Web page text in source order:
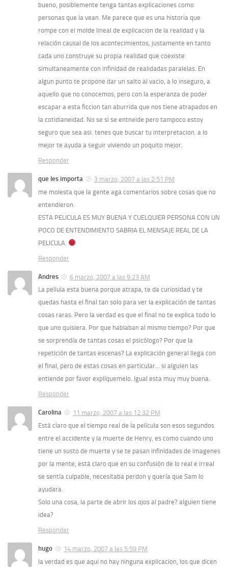
bueno, posiblemente tenga tantas explicaciones como
personas que la vean. Me parece que es una historia que
rompe con el molde lineal de explicacion de la realidad y la
relación causal de los acontecimientos, justamente en tanto
cada uno construye su propia realidad que coexiste
simultaneamente con infinidad de realidadas paralelas. En
algun punto te propone dar un salto al vacio, a lo inseguro, a
aquello que no conocemos, pero con la esperanza de poder
escapar a esta ficcion tan aburrida que nos tiene atrapados en
la cotidianeidad. No se si se entneide pero tampoco estoy
seguro que sea asi. tenes que buscar tu interpretacion. a lo
mejor te ayuda a seguir viviendo un poquito mejor.
Responder
que les importa
3 marzo, 2007 a las 2:51 PM
me molesta que la gente aga comentarios sobre cosas que no
entendieron.
ESTA PELICULA ES MUY BUENA Y CUELQUIER PERSONA CON UN
POCO DE ENTENDIMIENTO SABRIA EL MENSAJE REAL DE LA
PELICULA.
Responder
Andres
6 marzo, 2007 a las 9:23 AM
La peliula esta buena porque atrapa, te da curiosidad y te
quedas hasta el final tan solo para ver la explicación de tantas
cosas raras. Pero la verdad es que el final no te explica todo lo
que uno quisiera. Por que hablaban al mismo tiempo? Por que
se sorprendía de tantas cosas el psicólogo? Por que la
repetición de tantas escenas? La explicación general llega con
el final, pero de estas cosas en particular… si alguien las
entiende por favor explíquemelo. Igual esta muy muy buena.
Responder
Carolina
11 marzo, 2007 a las 12:32 PM
Está claro que el tiempo real de la película son esos segundos
entre el accidente y la muerte de Henry, es como cuando uno
tiene un susto de muerte y se te pasan infinidades de imagenes
por la mente, está claro que en su confusión de lo real e irreal
se sentía culpable, necesitaba perdon y quería que Sam lo
ayudara.
Solo una cosa, la parte de abrir los ojos al padre? alguien tiene
idea?
Responder
hugo
14 marzo, 2007 a las 5:59 PM
la verdad es que aqui no hay ninguna explicacion, los que dicen